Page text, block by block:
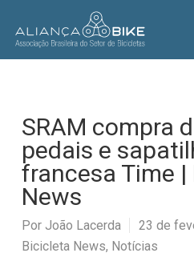
main
SRAM compra
pedais e
francesa Time
News
Por João Lacerda
23 de
Bicicleta News, Notícias